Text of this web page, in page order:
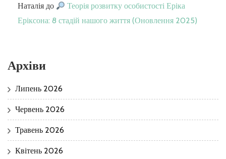
Наталія до
Теорія розвитку особистості Еріка
Еріксона: 8 стадій нашого життя (Оновлення 2025)
Архіви
Липень 2026
Червень 2026
Травень 2026
Квітень 2026